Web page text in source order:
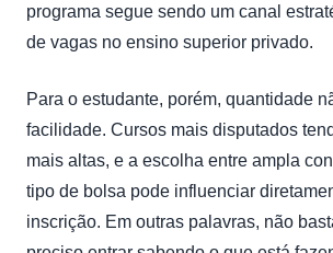
programa segue sendo um canal
de vagas no ensino superior privado.
Para o estudante, porém, quantidade
facilidade. Cursos mais disputados
mais altas, e a escolha entre ampla
tipo de bolsa pode influenciar
inscrição. Em outras palavras, não